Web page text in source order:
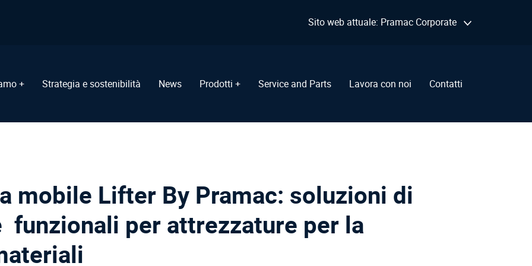
Sito web attuale: Pramac Corporate
+ Strategia e sostenibilità News Prodotti + Service and Parts Lavora con noi Contatti
mobile Lifter By Pramac: soluzioni di
funzionali per attrezzature per la